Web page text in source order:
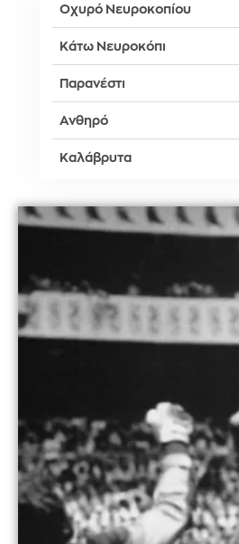
Οχυρό Νευροκοπίου
Κάτω Νευροκόπι
Παρανέστι
Ανθηρό
Καλάβρυτα